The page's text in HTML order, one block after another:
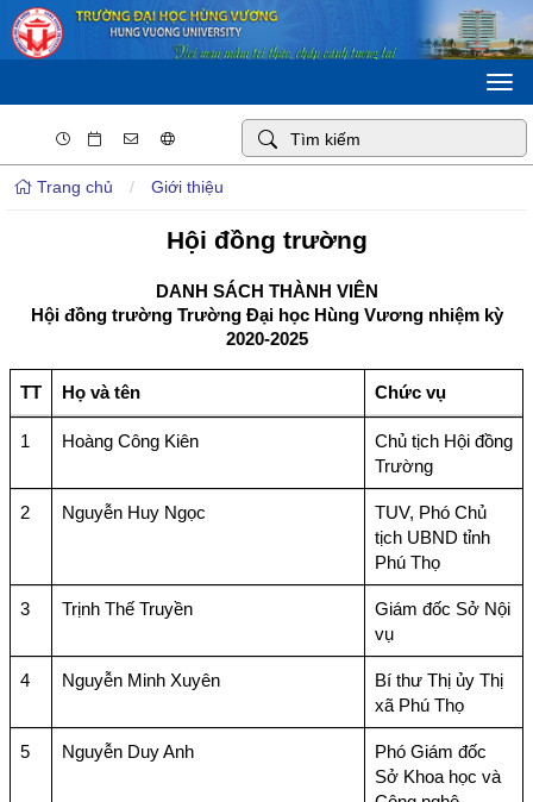
Trang chủ / Giới thiệu
Hội đồng trường
DANH SÁCH THÀNH VIÊN
Hội đồng trường Trường Đại học Hùng Vương nhiệm kỳ
2020-2025
TT Họ và tên Chức vụ
1 Hoàng Công Kiên
Chủ tịch Hội đồng
Trường
2 Nguyễn Huy Ngọc
TUV, Phó Chủ
tịch UBND tỉnh
Phú Thọ
3 Trịnh Thế Truyền
Giám đốc Sở Nội
vụ
4 Nguyễn Minh Xuyên
Bí thư Thị ủy Thị
xã Phú Thọ
5 Nguyễn Duy Anh
Phó Giám đốc
Sở Khoa học và